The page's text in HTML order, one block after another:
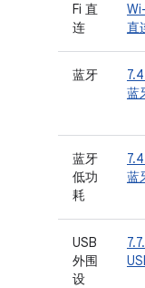
Fi 直
连
直
蓝牙
蓝
蓝牙
低功
耗
蓝
USB
外围
设
7.7.